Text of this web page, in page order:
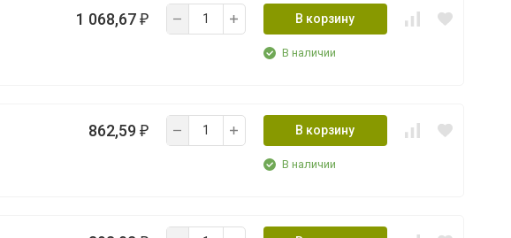
1 068,67 ₽ В корзину
В наличии
862,59 ₽ В корзину
В наличии